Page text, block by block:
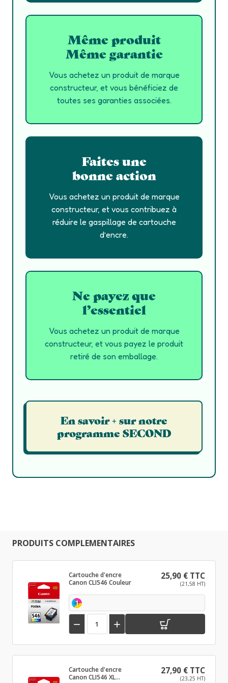
Même produit
Même garantie
Vous achetez un produit de marque
constructeur, et vous bénéficiez de
toutes ses garanties associées.
Faites une
bonne action
Vous achetez un produit de marque
constructeur, et vous contribuez à
réduire le gaspillage de cartouche
d’encre.
Ne payez que
l’essentiel
Vous achetez un produit de marque
constructeur, et vous payez le produit
retiré de son emballage.
En savoir + sur notre
programme SECOND
PRODUITS COMPLEMENTAIRES
Cartouche d'encre
Canon CLI546 Couleur
25,90 € TTC
(21,58 HT)
1
 
Cartouche d'encre
Canon CLI546 XL
27,90 € TTC
(23,25 HT)